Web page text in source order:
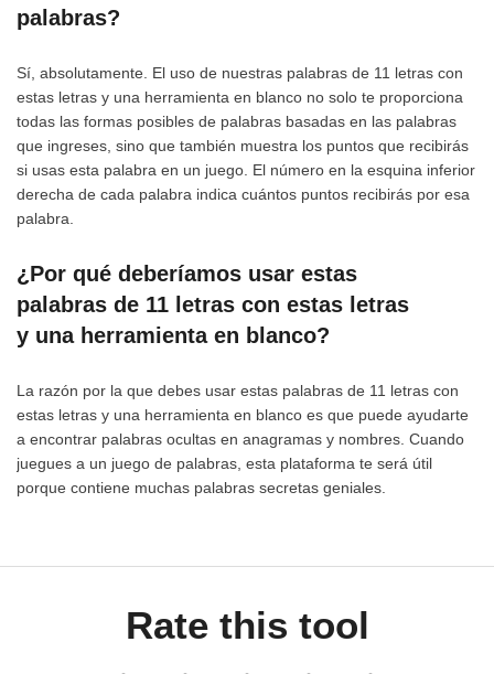
palabras?
Sí, absolutamente. El uso de nuestras palabras de 11 letras con
estas letras y una herramienta en blanco no solo te proporciona
todas las formas posibles de palabras basadas en las palabras
que ingreses, sino que también muestra los puntos que recibirás
si usas esta palabra en un juego. El número en la esquina inferior
derecha de cada palabra indica cuántos puntos recibirás por esa
palabra.
¿Por qué deberíamos usar estas
palabras de 11 letras con estas letras
y una herramienta en blanco?
La razón por la que debes usar estas palabras de 11 letras con
estas letras y una herramienta en blanco es que puede ayudarte
a encontrar palabras ocultas en anagramas y nombres. Cuando
juegues a un juego de palabras, esta plataforma te será útil
porque contiene muchas palabras secretas geniales.
Rate this tool